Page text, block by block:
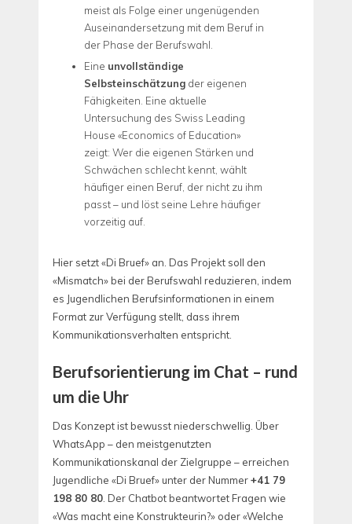
meist als Folge einer ungenügenden
Auseinandersetzung mit dem Beruf in
der Phase der Berufswahl.
Eine unvollständige
Selbsteinschätzung der eigenen
Fähigkeiten. Eine aktuelle
Untersuchung des Swiss Leading
House «Economics of Education»
zeigt: Wer die eigenen Stärken und
Schwächen schlecht kennt, wählt
häufiger einen Beruf, der nicht zu ihm
passt – und löst seine Lehre häufiger
vorzeitig auf.
Hier setzt «Di Bruef» an. Das Projekt soll den
«Mismatch» bei der Berufswahl reduzieren, indem
es Jugendlichen Berufsinformationen in einem
Format zur Verfügung stellt, dass ihrem
Kommunikationsverhalten entspricht.
Berufsorientierung im Chat – rund
um die Uhr
Das Konzept ist bewusst niederschwellig. Über
WhatsApp – den meistgenutzten
Kommunikationskanal der Zielgruppe – erreichen
Jugendliche «Di Bruef» unter der Nummer+41 79
198 80 80 . Der Chatbot beantwortet Fragen wie
«Was macht eine Konstrukteurin?» oder «Welche